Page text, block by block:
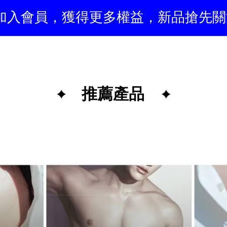
入會員，獲得更多權益，新品搶先
推薦產品